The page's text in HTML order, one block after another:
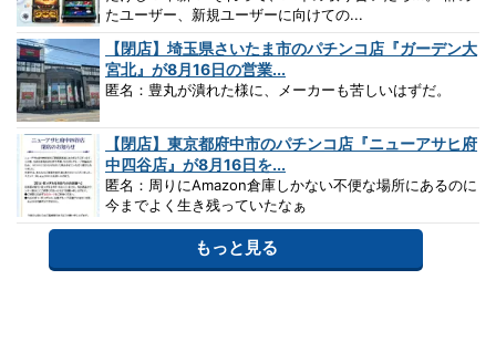
たユーザー、新規ユーザーに向けての...
【閉店】埼玉県さいたま市のパチンコ店『ガーデン大
宮北』が8月16日の営業...
匿名：豊丸が潰れた様に、メーカーも苦しいはずだ。
【閉店】東京都府中市のパチンコ店『ニューアサヒ府
中四谷店』が8月16日を...
匿名：周りにAmazon倉庫しかない不便な場所にあるのに
今までよく生き残っていたなぁ
もっと見る